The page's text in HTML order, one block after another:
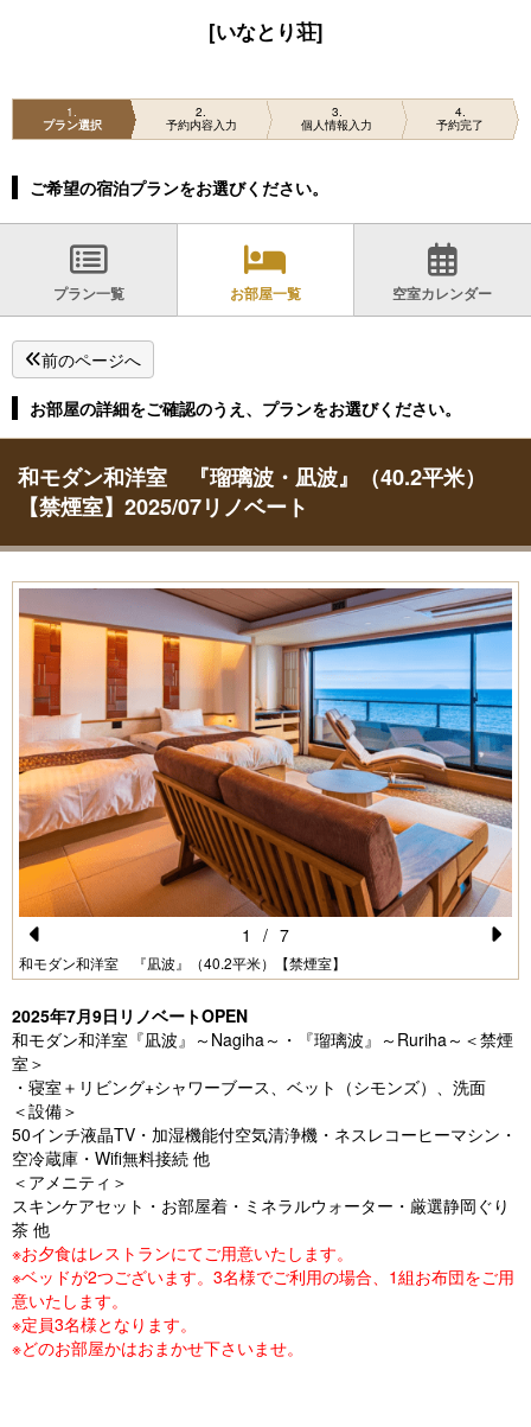
[いなとり荘]
1
プラン選択
2
予約内容入力
3
個人情報入力
4
予約完了
ご希望の宿泊プランをお選びください。
プラン一覧 お部屋一覧 空室カレンダー
前のページへ
お部屋の詳細をご確認のうえ、プランをお選びください。
和モダン和洋室 『瑠璃波・凪波』（40.2平米）
【禁煙室】2025/07リノベート
Pr
vi
o
u
s
和モダン和洋室 『凪波』（40.2平米）【禁煙室】
xt
1 / 7
2025年7月9日リノベートOPEN
和モダン和洋室『凪波』～Nagiha～・『瑠璃波』～Ruriha～＜禁煙
室＞
・寝室＋リビング+シャワーブース、ベット（シモンズ）、洗面
＜設備＞
50インチ液晶TV・加湿機能付空気清浄機・ネスレコーヒーマシン・
空冷蔵庫・Wifi無料接続 他
＜アメニティ＞
スキンケアセット・お部屋着・ミネラルウォーター・厳選静岡ぐり
茶 他
※お夕食はレストランにてご用意いたします。
※ベッドが2つございます。3名様でご利用の場合、1組お布団をご用
意いたします。
※定員3名様となります。
※どのお部屋かはおまかせ下さいませ。